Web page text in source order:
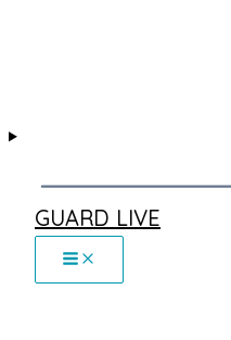
GUARD LIVE